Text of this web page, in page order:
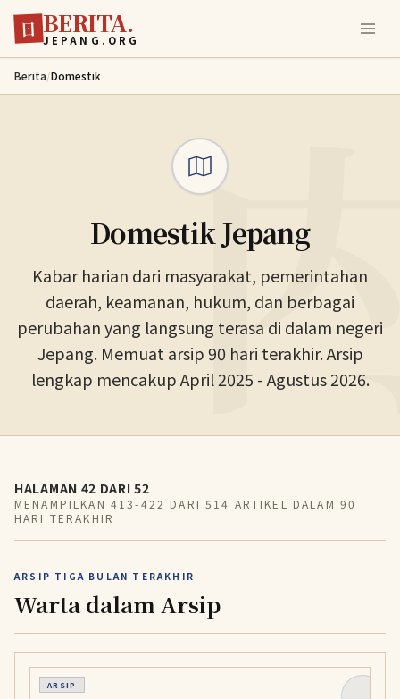
Lewati ke konten utama
日 BERITA.
JEPANG.ORG
Berita/Domestik
Domestik Jepang
Kabar harian dari masyarakat, pemerintahan
daerah, keamanan, hukum, dan berbagai
perubahan yang langsung terasa di dalam negeri
Jepang. Memuat arsip 90 hari terakhir. Arsip
lengkap mencakup April 2025 - Agustus 2026.
HALAMAN 42 DARI 52
MENAMPILKAN 413-422 DARI 514 ARTIKEL DALAM 90
HARI TERAKHIR
ARSIP TIGA BULAN TERAKHIR
Warta dalam Arsip
ARSIP